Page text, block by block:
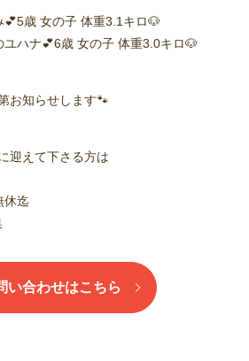
💕5歳 女の子 体重3.1キロ🐶
ユハナ💕6歳 女の子 体重3.0キロ🐶
お知らせします🐾
迎えて下さる方は
休迄
い合わせはこちら